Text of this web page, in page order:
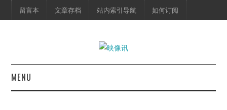
留言本 文章存档 站内索引导航 如何订阅
MENU